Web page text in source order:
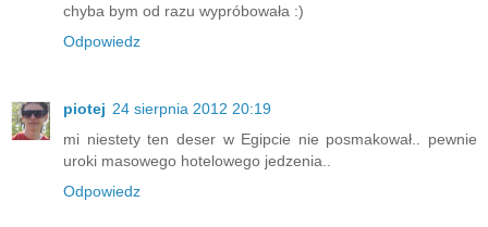
chyba bym od razu wypróbowała :)
Odpowiedz
piotej 24 sierpnia 2012 20:19
mi niestety ten deser w Egipcie nie posmakował.. pewnie
uroki masowego hotelowego jedzenia..
Odpowiedz